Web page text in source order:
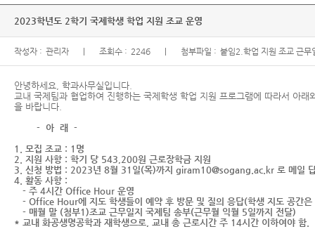
2023학년도 2학기 국제학생 학업 지원 조교 운영
작성자 : 관리자 조회수 : 2246 첨부파일 : 붙임2.학업 지원 조교 근무
안녕하세요, 학과사무실입니다.
교내 국제팀과 협업하여 진행하는 국제학생 학업 지원 프로그램에 따라서 아
을 바랍니다.
- 아 래 -
1. 모집 조교 : 1명
2. 지원 사항 : 학기 당 543,200원 근로장학금 지원
3. 신청 방법 : 2023년 8월 31일(목)까지 giram10@sogang.ac.kr 로 메일
4. 활동 사항 :
- 주 4시간 Office Hour 운영
- Office Hour에 지도 학생들이 예약 후 방문 및 질의 응답(학생 지도 공간은
- 매월 말 (첨부1)조교 근무일지 국제팀 송부(근무월 익월 5일까지 전달)
* 교내 화공생명공학과 재학생으로, 교내 총 근로시간 주 14시간 이하여야 함.